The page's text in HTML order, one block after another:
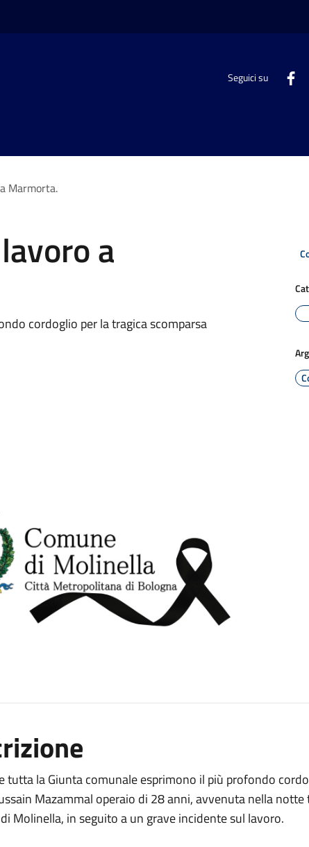
Seguici su
Marmorta.
a
cordoglio per la tragica scomparsa
tutta la Giunta comunale esprimono il più profondo
Mazammal operaio di 28 anni, avvenuta nella
Molinella, in seguito a un grave incidente sul lavoro.